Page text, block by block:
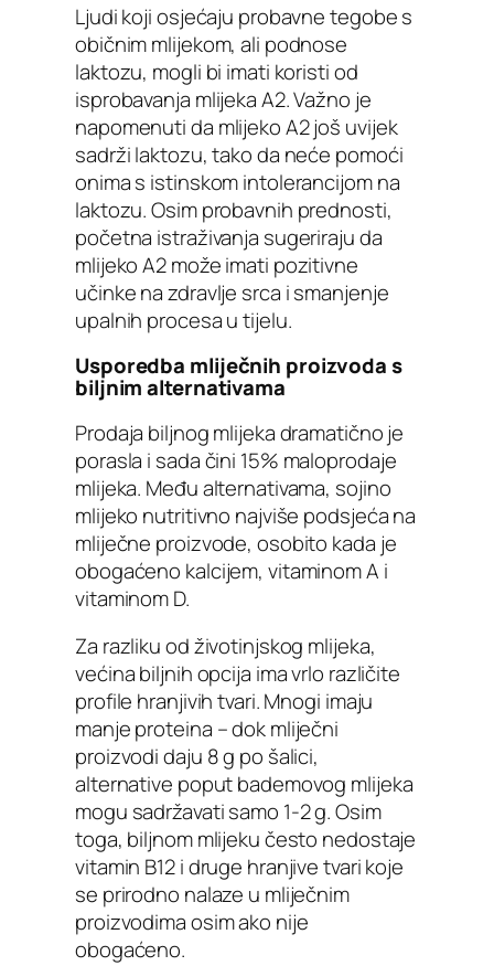
Ljudi koji osjećaju probavne tegobe s
običnim mlijekom, ali podnose
laktozu, mogli bi imati koristi od
isprobavanja mlijeka A2. Važno je
napomenuti da mlijeko A2 još uvijek
sadrži laktozu, tako da neće pomoći
onima s istinskom intolerancijom na
laktozu. Osim probavnih prednosti,
početna istraživanja sugeriraju da
mlijeko A2 može imati pozitivne
učinke na zdravlje srca i smanjenje
upalnih procesa u tijelu.
Usporedba mliječnih proizvoda s
biljnim alternativama
Prodaja biljnog mlijeka dramatično je
porasla i sada čini 15% maloprodaje
mlijeka. Među alternativama, sojino
mlijeko nutritivno najviše podsjeća na
mliječne proizvode, osobito kada je
obogaćeno kalcijem, vitaminom A i
vitaminom D.
Za razliku od životinjskog mlijeka,
većina biljnih opcija ima vrlo različite
profile hranjivih tvari. Mnogi imaju
manje proteina – dok mliječni
proizvodi daju 8 g po šalici,
alternative poput bademovog mlijeka
mogu sadržavati samo 1-2 g. Osim
toga, biljnom mlijeku često nedostaje
vitamin B12 i druge hranjive tvari koje
se prirodno nalaze u mliječnim
proizvodima osim ako nije
obogaćeno.